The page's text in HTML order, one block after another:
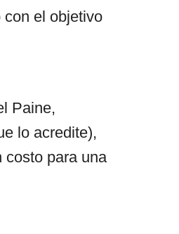
con el objetivo
Paine,
lo acredite),
costo para una